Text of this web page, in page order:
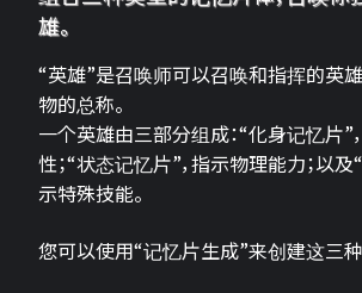
雄。
“英雄”是召唤师可以召唤和指挥的英
物的总称。
一个英雄由三部分组成：“化身记忆片”
性；“状态记忆片”，指示物理能力；以
示特殊技能。
您可以使用“记忆片生成”来创建这三